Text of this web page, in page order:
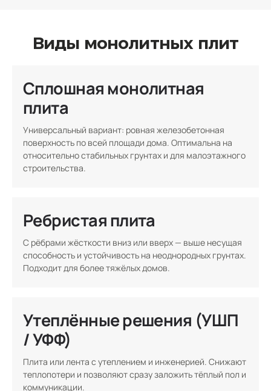
Виды монолитных плит
Сплошная монолитная
плита
Универсальный вариант: ровная железобетонная
поверхность по всей площади дома. Оптимальна на
относительно стабильных грунтах и для малоэтажного
строительства.
Ребристая плита
С рёбрами жёсткости вниз или вверх — выше несущая
способность и устойчивость на неоднородных грунтах.
Подходит для более тяжёлых домов.
Утеплённые решения (УШП
/ УФФ)
Плита или лента с утеплением и инженерией. Снижают
теплопотери и позволяют сразу заложить тёплый пол и
коммуникации.